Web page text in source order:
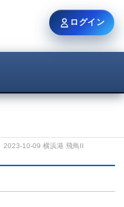
2023-10-09 横浜港 飛鳥II
ログイン